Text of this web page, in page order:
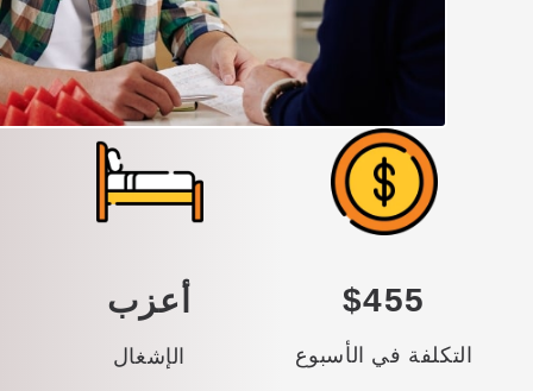
$455
التكلفة في الأسبوع
أعزب
الإشغال